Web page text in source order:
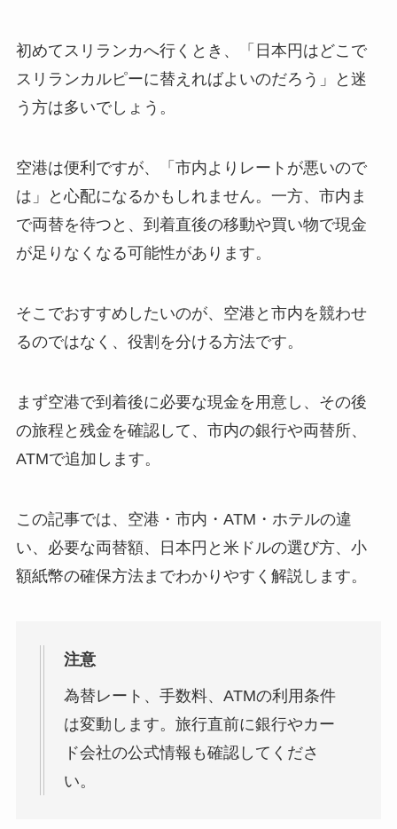
初めてスリランカへ行くとき、「日本円はどこで
スリランカルピーに替えればよいのだろう」と迷
う方は多いでしょう。
空港は便利ですが、「市内よりレートが悪いので
は」と心配になるかもしれません。一方、市内ま
で両替を待つと、到着直後の移動や買い物で現金
が足りなくなる可能性があります。
そこでおすすめしたいのが、空港と市内を競わせ
るのではなく、役割を分ける方法です。
まず空港で到着後に必要な現金を用意し、その後
の旅程と残金を確認して、市内の銀行や両替所、
ATMで追加します。
この記事では、空港・市内・ATM・ホテルの違
い、必要な両替額、日本円と米ドルの選び方、小
額紙幣の確保方法までわかりやすく解説します。
注意
為替レート、手数料、ATMの利用条件
は変動します。旅行直前に銀行やカー
ド会社の公式情報も確認してくださ
い。